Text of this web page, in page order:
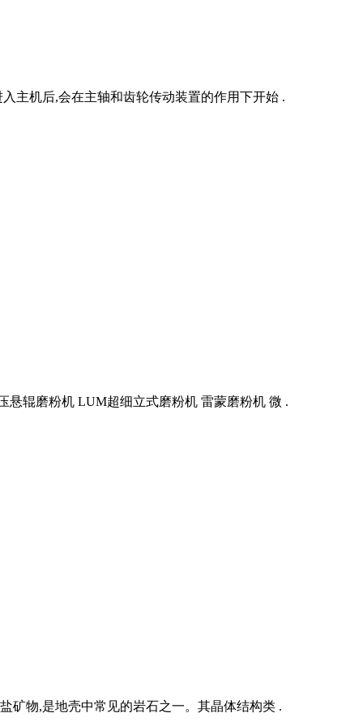
主机后,会在主轴和齿轮传动装置的作用下开始 .
悬辊磨粉机 LUM超细立式磨粉机 雷蒙磨粉机 微 .
矿物,是地壳中常见的岩石之一。其晶体结构类 .